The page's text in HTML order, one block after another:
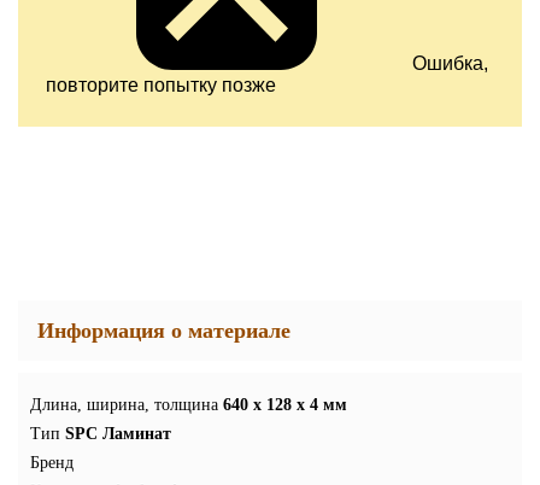
Ошибка,
повторите попытку позже
Информация о материале
Длина, ширина, толщина 640 x 128 x 4 мм
Тип SPC Ламинат
Бренд